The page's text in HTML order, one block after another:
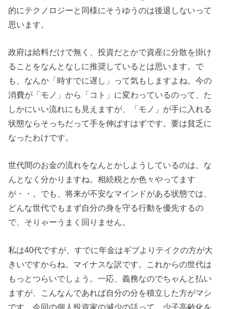
的にテクノロジーと同様にそうゆうのは後退しないって
思います。
政府は給料だけで無く、投資だとかで資産に分散を掛け
ることをなんとなしに推奨しているとは思います。で
も、なんか「時すでに遅し」って気もしますよね。今の
消費が「モノ」から「コト」に変わっているのって、た
しかにいい流れにも見えますが、「モノ」が手に入れる
状態ならそっちだって手を伸ばすはずです。要は貧乏に
なったわけです。
世代間のお金の流れをなんとかしようしているのは、な
んとなく分かりますね。相続税とか色々やってます
が・・。でも、将来が不安なマインドがある状態では、
どんな世代でもまず自分の身を守る行動を優先するの
で、そりゃーうまく回りません。
私は40代ですが、すでに年金はギブよりテイクの方が大
きいですからね。マイナスな訳です。これからの世代は
もっとつらいでしょう。一応、義務なのでちゃんと払い
ますが、こんなんであれば自分の分を積立した方がマシ
です。今回の個人投資家の減少の話って、少子高齢化を